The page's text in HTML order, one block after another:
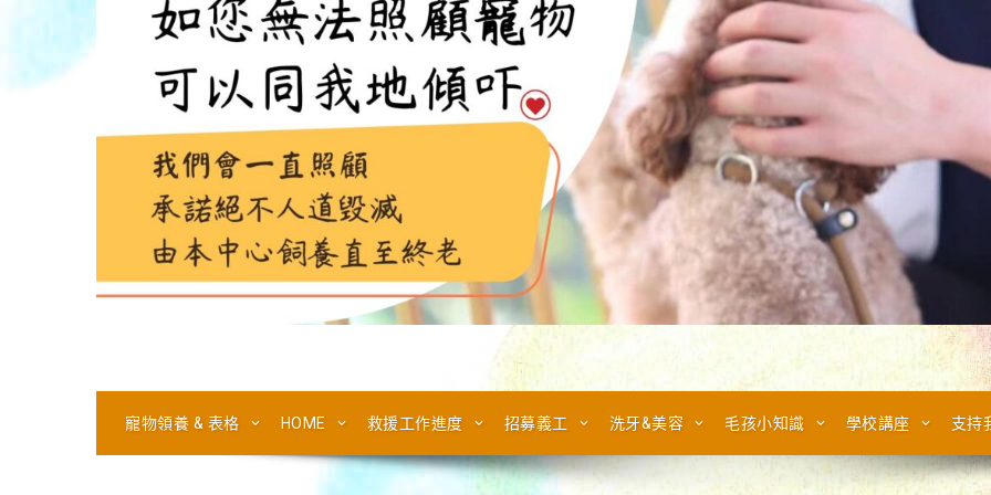
寵物領養 & 表格 HOME 救援工作進度 招募義工 洗牙&美容 毛孩小知識 學校講座 支持